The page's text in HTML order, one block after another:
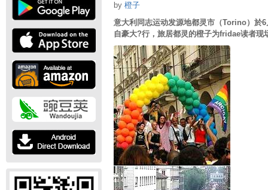
by 橙子
意大利同志运动发源地都灵市（Torino）於
自豪大?行，旅居都灵的橙子为fridae读者现